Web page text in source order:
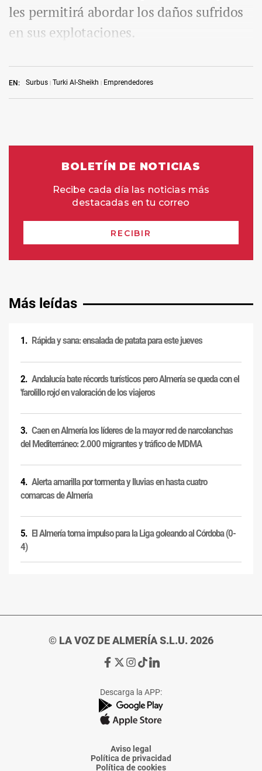
EN: Surbus Turki Al-Sheikh Emprendedores
les permitirá abordar los daños sufridos
en sus explotaciones.
Más leídas
Rápida y sana: ensalada de patata para este jueves
Andalucía bate récords turísticos pero Almería se queda con el
'farolillo rojo' en valoración de los viajeros
Caen en Almería los líderes de la mayor red de narcolanchas
del Mediterráneo: 2.000 migrantes y tráfico de MDMA
Alerta amarilla por tormenta y lluvias en hasta cuatro
comarcas de Almería
El Almería toma impulso para la Liga goleando al Córdoba (0-
4)
© LA VOZ DE ALMERÍA S.L.U. 2026
Ir
de
La
Voz
Almería
Ir
de
La
Voz
Almería
Ir
de
La
Voz
Almería
Ir
de
La
Voz
Almería
Ir
de
La
Voz
Descarga la APP:
Aviso legal
Política de privacidad
Política de cookies